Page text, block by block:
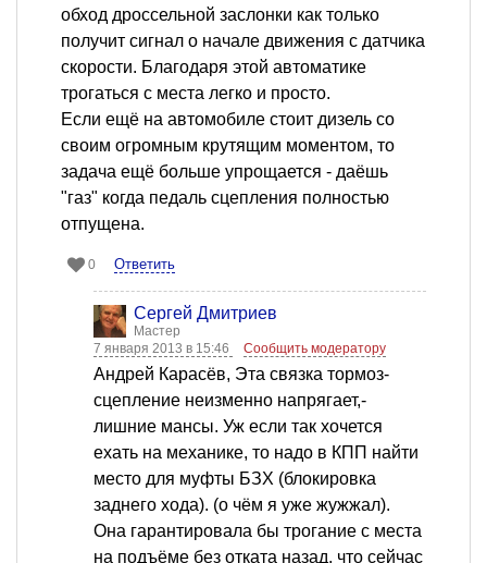
обход дроссельной заслонки как только
получит сигнал о начале движения с датчика
скорости. Благодаря этой автоматике
трогаться с места легко и просто.
Если ещё на автомобиле стоит дизель со
своим огромным крутящим моментом, то
задача ещё больше упрощается - даёшь
"газ" когда педаль сцепления полностью
отпущена.
0 Ответить
Сергей Дмитриев
Мастер
7 января 2013 в 15:46
Сообщить модератору
Андрей Карасёв, Эта связка тормоз-
сцепление неизменно напрягает,-
лишние мансы. Уж если так хочется
ехать на механике, то надо в КПП найти
место для муфты БЗХ (блокировка
заднего хода). (о чём я уже жужжал).
Она гарантировала бы трогание с места
на подъёме без отката назад, что сейчас